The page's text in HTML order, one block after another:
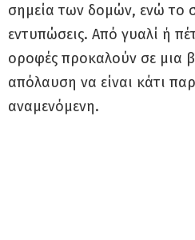
σημεία των δομών, ενώ το
εντυπώσεις. Από γυαλί ή
οροφές προκαλούν σε μια
απόλαυση να είναι κάτι
αναμενόμενη.